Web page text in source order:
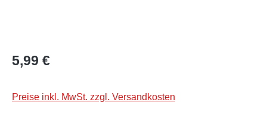
Regulärer Preis:
5,99 €
Preise inkl. MwSt. zzgl. Versandkosten